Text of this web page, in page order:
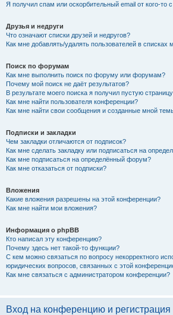
Я получил спам или оскорбительный email от кого-то
Друзья и недруги
Что означают списки друзей и недругов?
Как мне добавлять/удалять пользователей в списках
Поиск по форумам
Как мне выполнить поиск по форуму или форумам?
Почему мой поиск не даёт результатов?
В результате моего поиска я получил пустую
Как мне найти пользователя конференции?
Как мне найти свои сообщения и созданные мной
Подписки и закладки
Чем закладки отличаются от подписок?
Как мне сделать закладку или подписаться на
Как мне подписаться на определённый форум?
Как мне отказаться от подписки?
Вложения
Какие вложения разрешены на этой конференции?
Как мне найти мои вложения?
Информация о phpBB
Кто написал эту конференцию?
Почему здесь нет такой-то функции?
С кем можно связаться по вопросу некорректного
юридических вопросов, связанных с этой
Как мне связаться с администратором конференции?
Вход на конференцию и регистрация